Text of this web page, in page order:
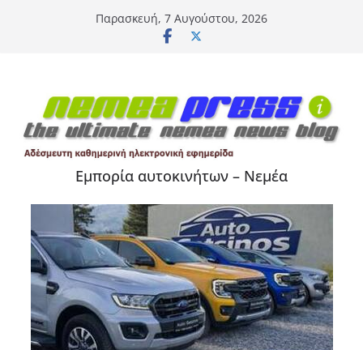
Παρασκευή, 7 Αυγούστου, 2026
Εμπορία αυτοκινήτων – Νεμέα